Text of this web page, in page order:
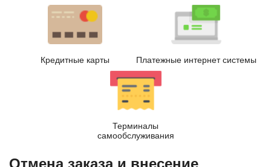
Кредитные карты Платежные интернет системы
Терминалы
самообслуживания